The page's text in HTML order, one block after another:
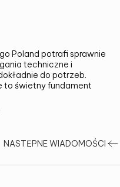
Poland potrafi sprawnie
techniczne i
do potrzeb.
to świetny fundament
NASTĘPNE WIADOMOŚCI